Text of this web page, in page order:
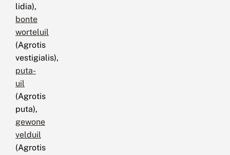
lidia),
bonte
worteluil
(Agrotis
vestigialis),
puta-
uil
(Agrotis
puta),
gewone
velduil
(Agrotis